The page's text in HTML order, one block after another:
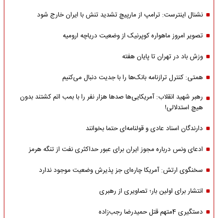
نشنال اینترست: ترامپ از مارپیچ تشدید تنش با ایران خارج شود
تصویر امروز ماهواره کوپرنیک از وضعیت دریاچه ارومیه
وزش باد در تهران تا پایان هفته
همتی: کنترل ترازنامه بانک‌ها را با جدیت دنبال می‌کنیم
رهبر شهید انقلاب: آمریکایی‌ها صدها هزار نفر را با بمب اتم کشتند بدون
هیچ استدلالی!
دارندگان اسناد عادی و قولنامه‌ای حتما بخوانند
ادعای ونس درباره مجوز ایران برای عبور حداکثری نفت از تنگه هرمز
سخنگوی ارتش: آمریکا چاره‌ای جز پذیرش وضعیت موجود ندارد
انتشار برای اولین بار؛ تصاویری از رهبری
دستگیری 4متهم قتل حمیدرضا رجب‌زاده